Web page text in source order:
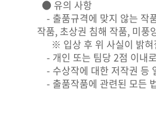
● 유의 사항
- 출품규격에 맞지 않는 작
작품, 초상권 침해 작품, 미풍
※ 입상 후 위 사실이 밝혀
- 개인 또는 팀당 2점 이내
- 수상작에 대한 저작권 등
- 출품작품에 관련된 모든